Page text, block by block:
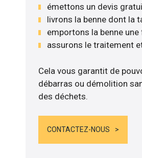
émettons un devis
livrons la benne dont la
emportons la benne
assurons le traitement
Cela vous garantit de
débarras ou démolition
des déchets.
CONTACTEZ-NOUS